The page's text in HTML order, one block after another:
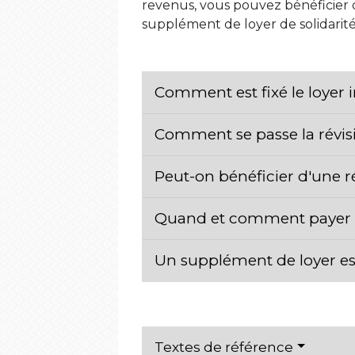
revenus, vous pouvez
supplément de loyer de
Comment est fixé le loyer
Comment se passe la
Peut-on bénéficier d'une
Quand et comment payer
Un supplément de loyer
Textes de référence